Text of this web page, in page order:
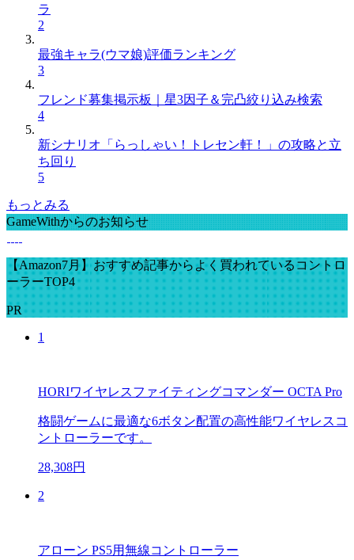
ラ
2
最強キャラ(ウマ娘)評価ランキング
3
フレンド募集掲示板｜星3因子＆完凸絞り込み検索
4
新シナリオ「らっしゃい！トレセン軒！」の攻略と立
ち回り
5
もっとみる
GameWithからのお知らせ
【Amazon7月】おすすめ記事からよく買われているコントロ
ーラーTOP4
PR
1
HORIワイヤレスファイティングコマンダー OCTA Pro
格闘ゲームに最適な6ボタン配置の高性能ワイヤレスコ
ントローラーです。
28,308円
2
アローン PS5用無線コントローラー